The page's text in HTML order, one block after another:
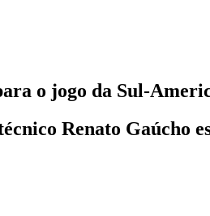
o jogo da Sul-
Renato Gaúcho